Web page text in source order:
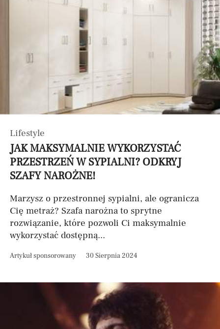
Lifestyle
JAK MAKSYMALNIE WYKORZYSTAĆ
PRZESTRZEŃ W SYPIALNI? ODKRYJ
SZAFY NAROŻNE!
Marzysz o przestronnej sypialni, ale ogranicza
Cię metraż? Szafa narożna to sprytne
rozwiązanie, które pozwoli Ci maksymalnie
wykorzystać dostępną...
Artykuł sponsorowany 30 Sierpnia 2024